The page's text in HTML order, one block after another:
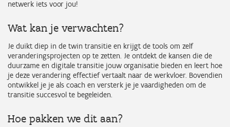
netwerk iets voor jou!
Wat kan je verwachten?
Je duikt diep in de twin transitie en krijgt de tools om zelf
veranderingsprojecten op te zetten. Je ontdekt de kansen die de
duurzame en digitale transitie jouw organisatie bieden en leert hoe
je deze verandering effectief vertaalt naar de werkvloer. Bovendien
ontwikkel je je als coach en versterk je je vaardigheden om de
transitie succesvol te begeleiden.
Hoe pakken we dit aan?